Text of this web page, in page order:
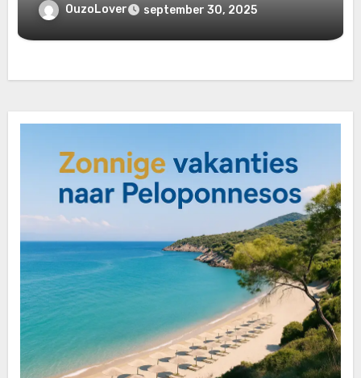
OuzoLover september 30, 2025